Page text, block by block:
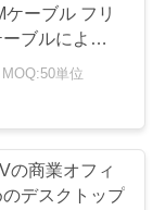
168
ケーブル フリ
ブルによって
れた電力ソケッ
ーを備えた
単位
の商業オフィ
のデスクトップ